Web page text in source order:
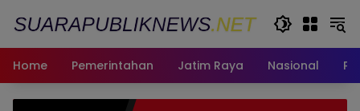
Home
Pemerintahan Jatim Raya Nasional